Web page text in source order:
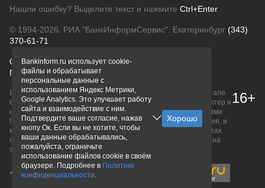
Нашли ошибку? Выделите текст и нажмите Ctrl+Enter
© 1994-2026. РИА "БанкИнформСервис". Екатеринбург (343)
370-61-71
О проектеПолитика конфиденциальности
Правовая информацияДля рекламодателей
Вся информация о продуктах банков, размещенная на портале
bankinform.ru, носит исключительно ознакомительный характер и
не является публичной офертой, определяемой положениями
ГК РФ. Информация не содержит точного и полного описания, и
может быть изменена. Конечные условия уточняйте на сайтах
банков или при личном обращении. Исключительное право на
товарные знаки принадлежит их правообладателям.
16+
Bankinform.ru использует cookie-
файлы и обрабатывает
персональные данные с
использованием Яндекс Метрики,
Google Analytics. Это улучшает работу
сайта и взаимодействие с ним.
Подтвердите ваше согласие, нажав
кнопу Ок. Если вы не хотите, чтобы
ваши данные обрабатывались,
пожалуйста, ограничьте
использование файлов cookie в своём
браузере. Подробнее в Политике
конфиденциальности.